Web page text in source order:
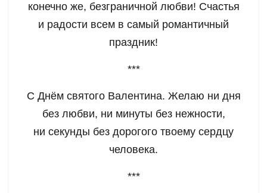
конечно же, безграничной любви! Счастья
и радости всем в самый романтичный
праздник!
***
С Днём святого Валентина. Желаю ни дня
без любви, ни минуты без нежности,
ни секунды без дорогого твоему сердцу
человека.
***